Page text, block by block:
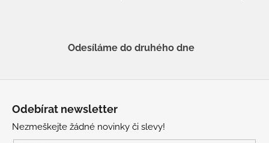
Odesíláme do druhého dne
Odebírat newsletter
Nezmeškejte žádné novinky či slevy!